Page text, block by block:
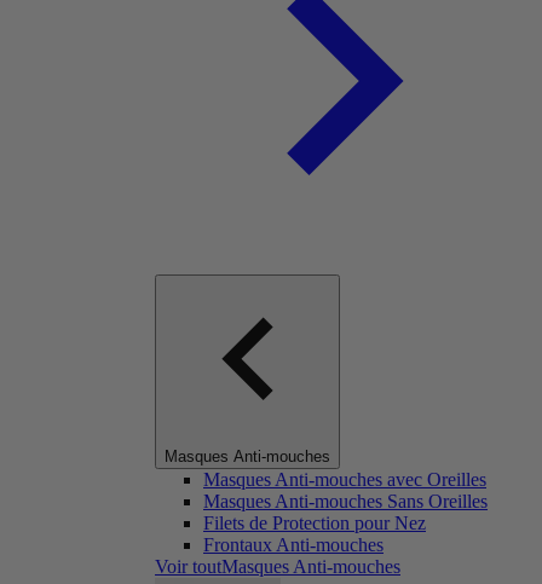
Masques Anti-mouches
Masques Anti-mouches avec Oreilles
Masques Anti-mouches Sans Oreilles
Filets de Protection pour Nez
Frontaux Anti-mouches
Voir toutMasques Anti-mouches